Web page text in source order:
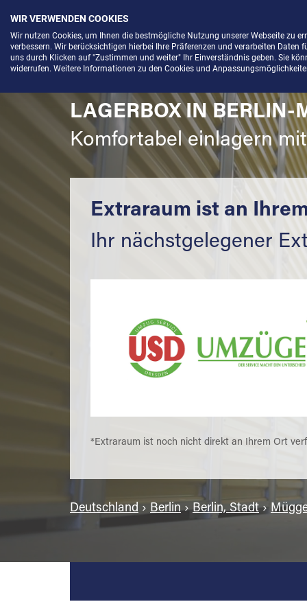
Menü
LAGERBOX IN BERLIN-
Komfortabel einlagern
Extraraum ist an
Ihr nächstgelegener
*Extraraum ist noch nicht direkt an Ihrem Ort
Deutschland › Berlin› Berlin, Stadt›
WIR VERWENDEN COOKIES
Wir nutzen Cookies, um Ihnen die bestmögliche Nutzung unserer Webseite zu
verbessern. Wir berücksichtigen hierbei Ihre Präferenzen und verarbeiten
uns durch Klicken auf "Zustimmen und weiter" Ihr Einverständnis geben. Sie
widerrufen. Weitere Informationen zu den Cookies und